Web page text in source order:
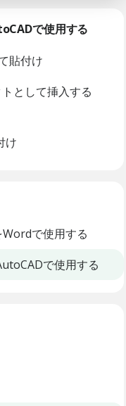
で使用する
貼付け
として挿入する
け
で使用する
で使用する